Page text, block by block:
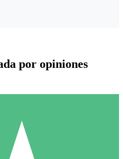
Individuales
por opiniones